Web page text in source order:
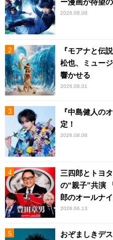
ー漫画が待望
2026.08.08
『モアナと伝
松也、ミュー
響かせる
2026.08.01
『中島健人の
定！
2026.08.08
三四郎とトヨ
の“親子”共演
郎のオールナ
2026.06.13
おぞましきデ